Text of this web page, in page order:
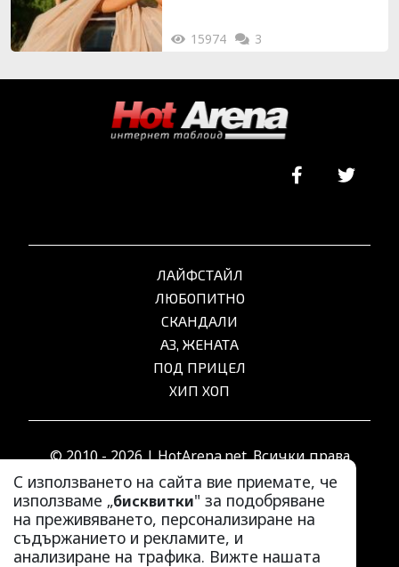
15974 3
С използването на сайта вие приемате, че
използваме „бисквитки" за подобряване
на преживяването, персонализиране на
съдържанието и рекламите, и
анализиране на трафика. Вижте нашата
ЛАЙФСТАЙЛ
ЛЮБОПИТНО
СКАНДАЛИ
АЗ, ЖЕНАТА
ПОД ПРИЦЕЛ
ХИП ХОП
© 2010 - 2026 | HotArena.net. Всички права
запазени.
РЕКЛАМА
КОНТАКТИ